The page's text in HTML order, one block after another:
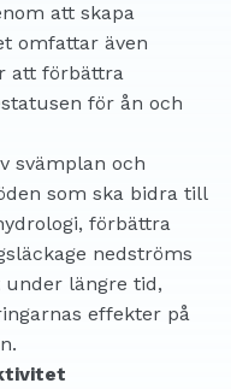
att skapa
omfattar även
att förbättra
för ån och
svämplan och
som ska bidra till
förbättra
nedströms
under längre tid,
effekter på